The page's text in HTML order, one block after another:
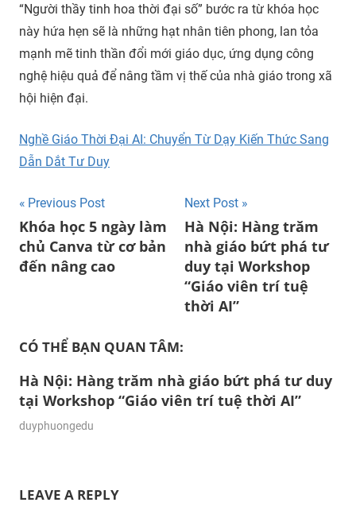
“Người thầy tinh hoa thời đại số” bước ra từ khóa học
này hứa hẹn sẽ là những hạt nhân tiên phong, lan tỏa
mạnh mẽ tinh thần đổi mới giáo dục, ứng dụng công
nghệ hiệu quả để nâng tầm vị thế của nhà giáo trong xã
hội hiện đại.
Nghề Giáo Thời Đại AI: Chuyển Từ Dạy Kiến Thức Sang
Dẫn Dắt Tư Duy
Post
navigation
Previous Post
Khóa học 5 ngày làm
chủ Canva từ cơ bản
đến nâng cao
Next Post
Hà Nội: Hàng trăm
nhà giáo bứt phá tư
duy tại Workshop
“Giáo viên trí tuệ
thời AI”
CÓ THỂ BẠN QUAN TÂM:
Hà Nội: Hàng trăm nhà giáo bứt phá tư duy
tại Workshop “Giáo viên trí tuệ thời AI”
22/06/2026
duyphuongedu
LEAVE A REPLY